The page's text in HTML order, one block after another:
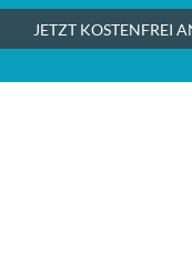
JETZT KOSTENFREI